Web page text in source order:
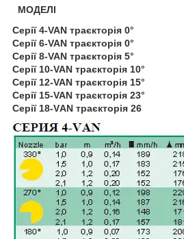
МОДЕЛІ
Серії 4-VAN траєкторія 0°
Серії 6-VAN траєкторія 0°
Серії 8-VAN траєкторія 5°
Серії 10-VAN траєкторія 10°
Серії 12-VAN траєкторія 15°
Серії 15-VAN траєкторія 23°
Серії 18-VАN траєкторія 26